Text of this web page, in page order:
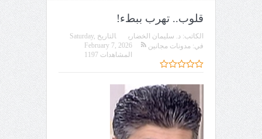
قلوب.. تهرب ببطء!
الكاتب: د. سليمان الخضاري التاريخ Saturday,
February 7, 2026
في: مدونات مجانين
المشاهدات 1197